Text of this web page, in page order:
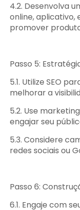
4.2. Desenvolva
online,
promover
Passo 5:
5.1. Utilize SEO
melhorar a
5.2. Use
engajar seu
5.3. Considere
redes sociais ou
Passo 6:
6.1. Engaje com